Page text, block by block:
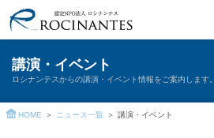
講演・イベント
ロシナンテスからの講演・イベント情報をご案内します。
HOME ニュース一覧 講演・イベント